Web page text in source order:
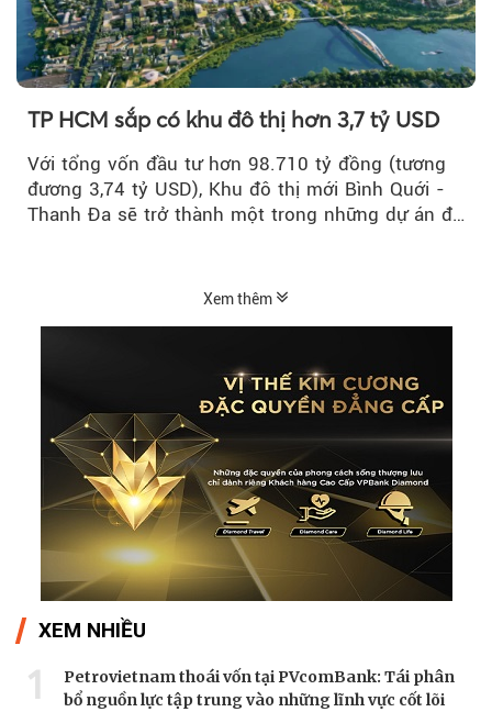
TP HCM sắp có khu đô thị hơn 3,7 tỷ USD
Với tổng vốn đầu tư hơn 98.710 tỷ đồng (tương
đương 3,74 tỷ USD), Khu đô thị mới Bình Quới -
Thanh Đa sẽ trở thành một trong những dự án đô
Xem thêm
XEM NHIỀU
1
Petrovietnam thoái vốn tại PVcomBank: Tái phân
bổ nguồn lực tập trung vào những lĩnh vực cốt lõi